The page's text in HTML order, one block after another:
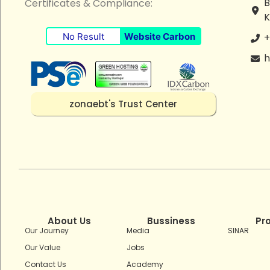
Certificates & Compliance:
No Result Website Carbon
zonaebt's Trust Center
About Us
Our Journey
Our Value
Contact Us
Bussiness
Media
Jobs
Academy
SINAR